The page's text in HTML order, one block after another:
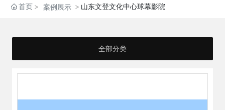
首页 案例展示 山东文登文化中心球幕影院
全部分类